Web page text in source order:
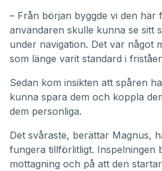
– Från början byggde vi den
användaren skulle kunna se sitt
under navigation. Det var något
som länge varit standard i
Sedan kom insikten att spåren
kunna spara dem och koppla
dem personliga.
Det svåraste, berättar Magnus,
fungera tillförlitligt. Inspelningen
mottagning och på att den